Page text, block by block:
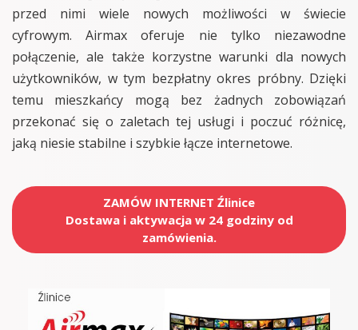
przed nimi wiele nowych możliwości w świecie
cyfrowym. Airmax oferuje nie tylko niezawodne
połączenie, ale także korzystne warunki dla nowych
użytkowników, w tym bezpłatny okres próbny. Dzięki
temu mieszkańcy mogą bez żadnych zobowiązań
przekonać się o zaletach tej usługi i poczuć różnicę,
jaką niesie stabilne i szybkie łącze internetowe.
ZAMÓW INTERNET Źlinice
Dostawa i aktywacja w 24 godziny od
zamówienia.